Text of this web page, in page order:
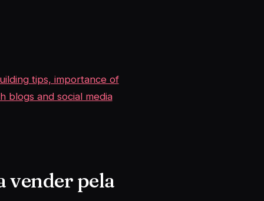
tips, importance of
blogs and social media
vender pela